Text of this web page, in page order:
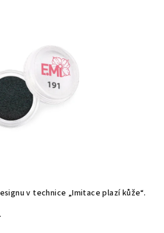
v technice „Imitace plazí kůže“.